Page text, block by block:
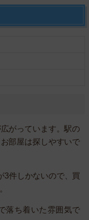
がっています。駅の
部屋は探しやすいで
3件しかないので、買
落ち着いた雰囲気で